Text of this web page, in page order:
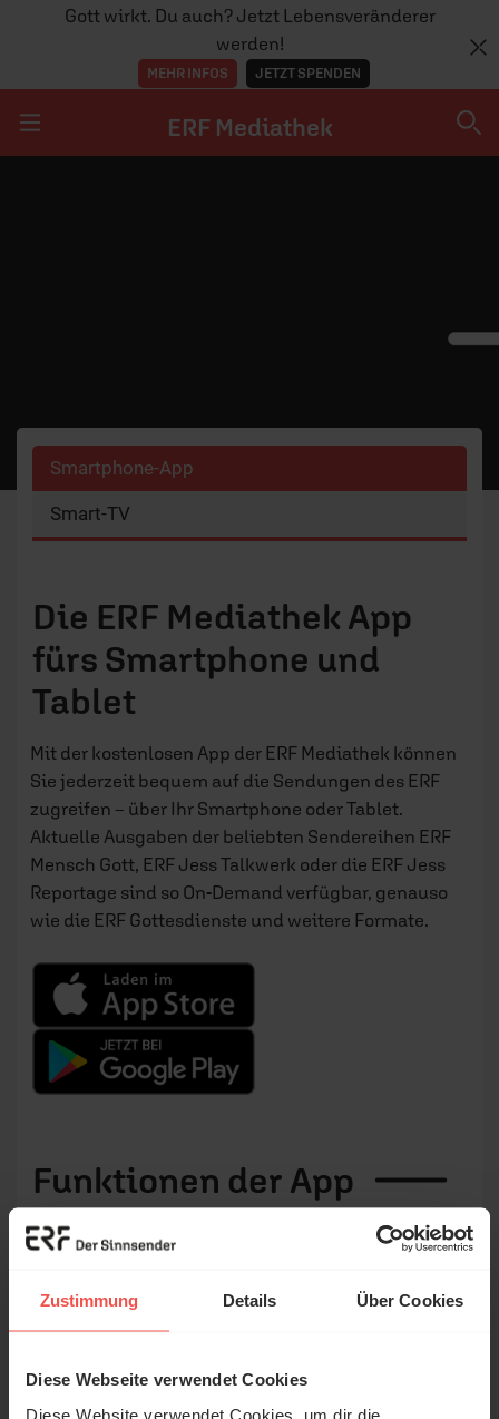
Zustimmung Details Über Cookies
Diese Webseite verwendet Cookies
Diese Website verwendet Cookies, um dir die
Gott wirkt. Du auch? Jetzt Lebensveränderer
werden!
MEHR INFOS JETZT SPENDEN
ERF Mediathek
Smartphone-App
Smart-TV
Die ERF Mediathek App
fürs Smartphone und
Tablet
Mit der kostenlosen App der ERF Mediathek können
Sie jederzeit bequem auf die Sendungen des ERF
zugreifen – über Ihr Smartphone oder Tablet.
Aktuelle Ausgaben der beliebten Sendereihen ERF
Mensch Gott, ERF Jess Talkwerk oder die ERF Jess
Reportage sind so On-Demand verfügbar, genauso
wie die ERF Gottesdienste und weitere Formate.
Funktionen der App
Folgende Funktionen bietet Ihnen die App der ERF
Zugriff auf alle Sendungen aus der ERF
Mediathek
suchen